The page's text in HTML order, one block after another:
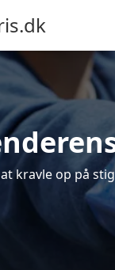
kravle op på